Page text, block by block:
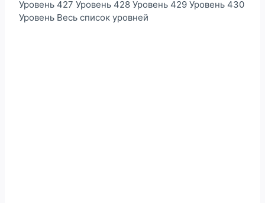
Уровень 427 Уровень 428 Уровень 429 Уровень 430
Уровень Весь список уровней